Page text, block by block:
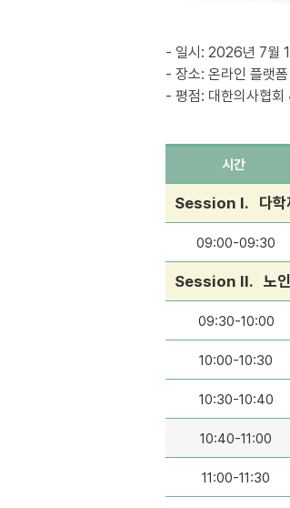
- 일시: 2026년 7월
- 장소: 온라인 플랫폼
- 평점: 대한의사협
시간
Session I. 다학
09:00-09:30
Session II. 노인
09:30-10:00
10:00-10:30
10:30-10:40
10:40-11:00
11:00-11:30